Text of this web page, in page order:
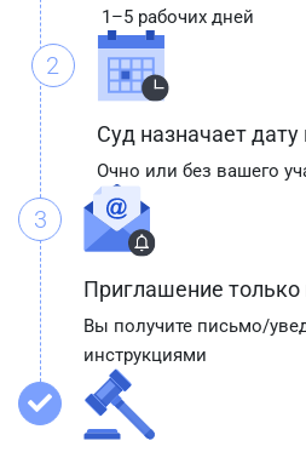
1–5 рабочих дней
2
Суд назначает
Очно или без вашего
3
Приглашение только
Вы получите письмо/
инструкциями